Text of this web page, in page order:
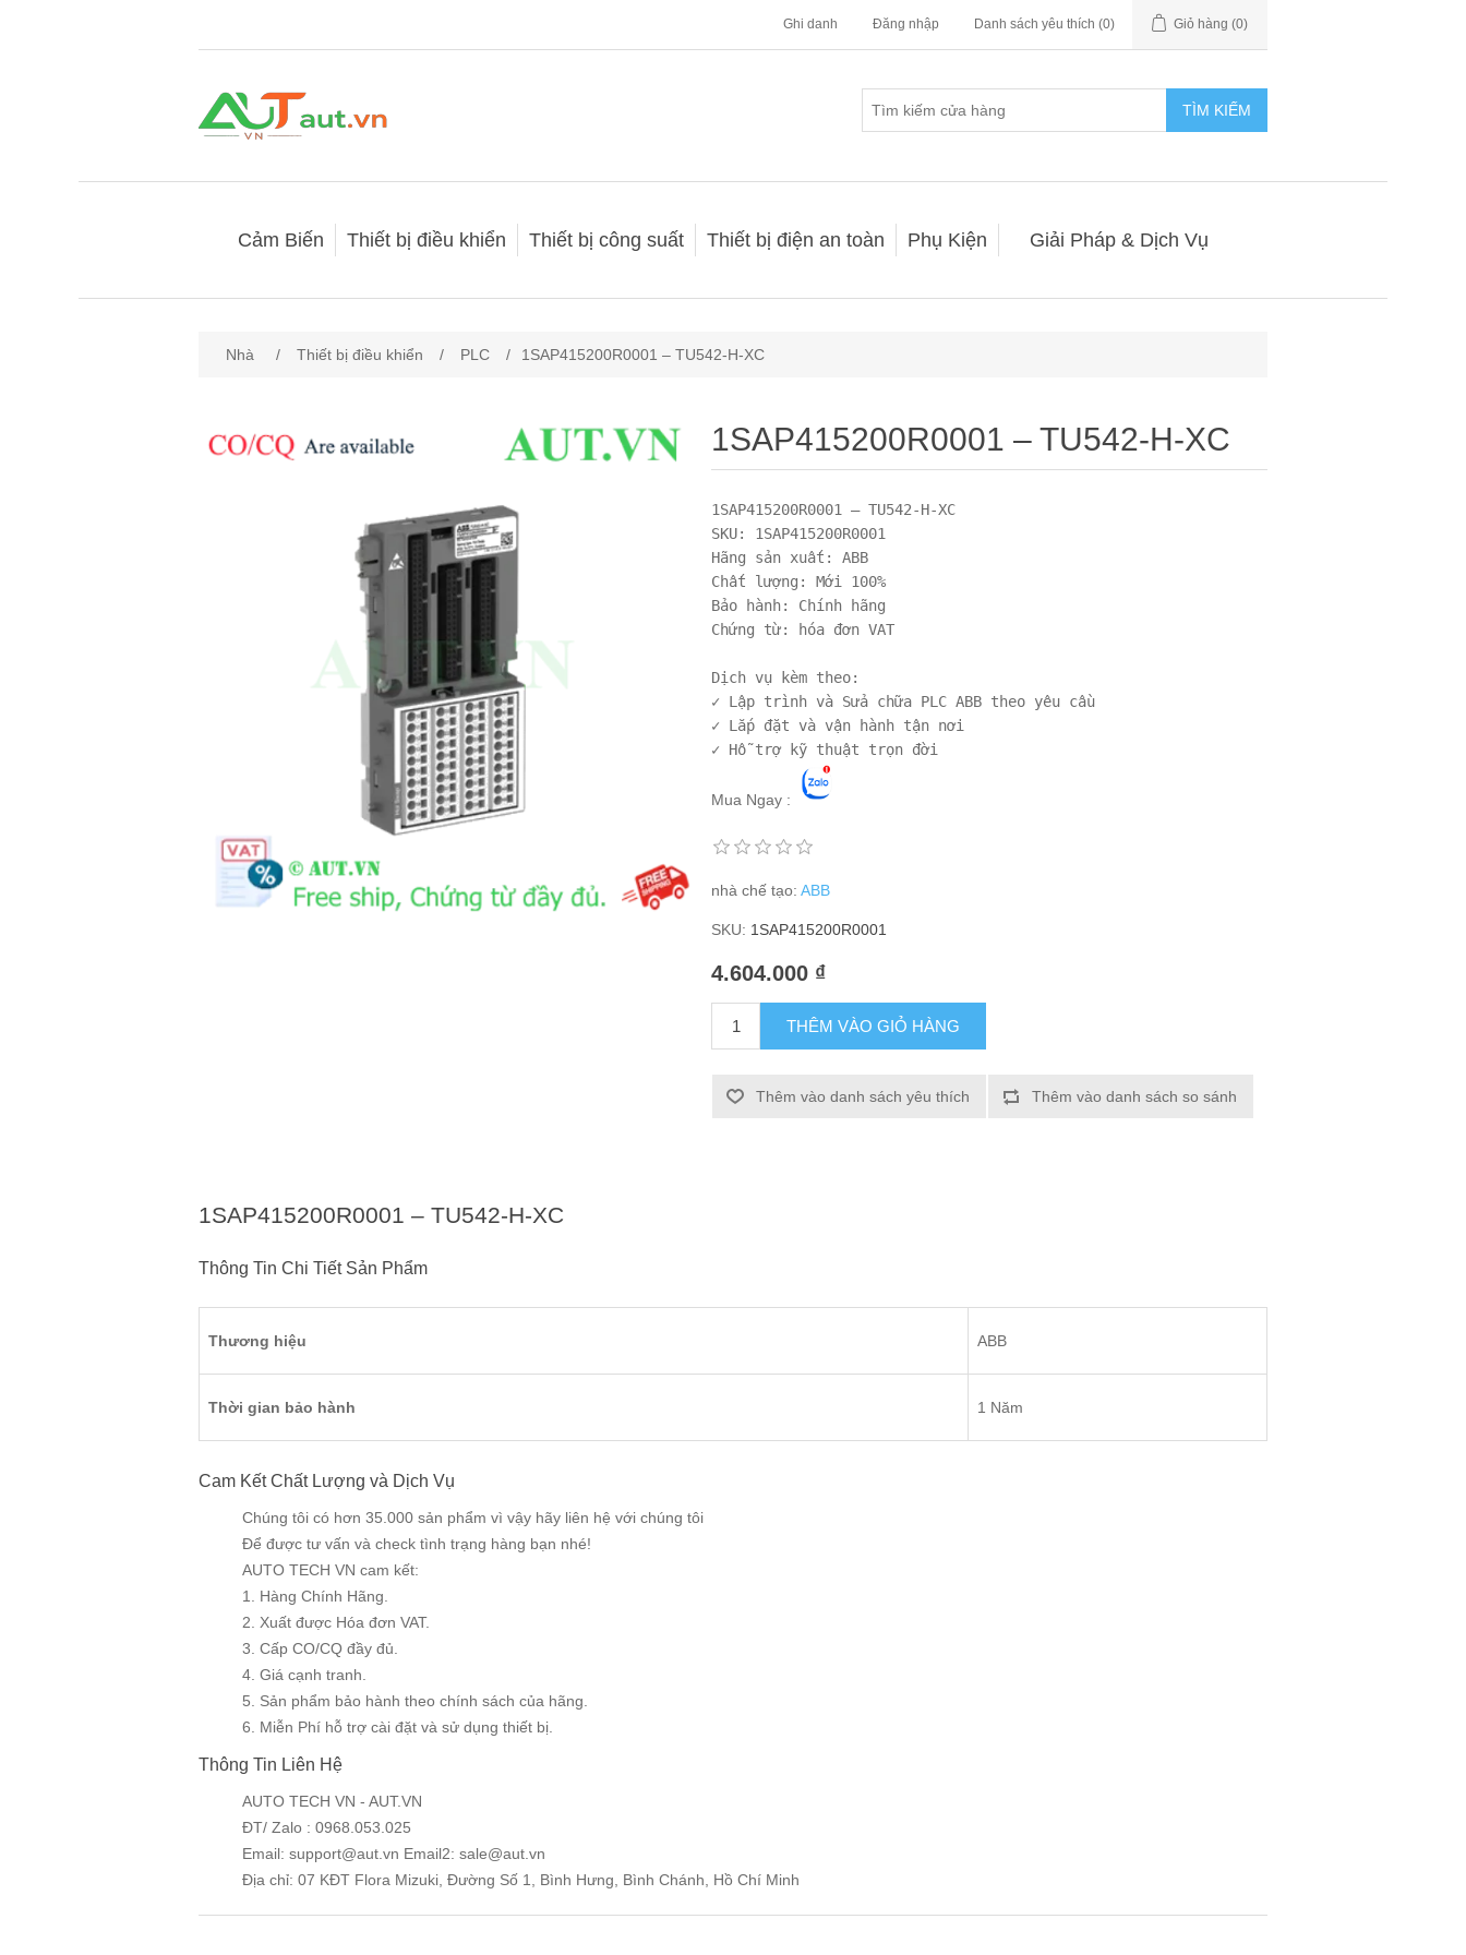
Ghi danh Đăng nhập Danh sách yêu thích (0) Giỏ hàng (0)
TÌM KIẾM
Cảm Biến Thiết bị điều khiển Thiết bị công suất Thiết bị điện an toàn Phụ Kiện Giải Pháp & Dịch Vụ
Nhà / Thiết bị điều khiển / PLC / 1SAP415200R0001 – TU542-H-XC
1SAP415200R0001 – TU542-H-XC
1SAP415200R0001 – TU542-H-XC
SKU: 1SAP415200R0001
Hãng sản xuất: ABB
Chất lượng: Mới 100%
Bảo hành: Chính hãng
Chứng từ: hóa đơn VAT
Dịch vụ kèm theo:
✓ Lập trình và Sửa chữa PLC ABB theo yêu cầu
✓ Lắp đặt và vận hành tận nơi
Mua Ngay :
nhà chế tạo: ABB
SKU: 1SAP415200R0001
4.604.000 ₫
THÊM VÀO GIỎ HÀNG
Thêm vào danh sách yêu thích Thêm vào danh sách so sánh
1SAP415200R0001 – TU542-H-XC
Thông Tin Chi Tiết Sản Phẩm
Thương hiệu ABB
Thời gian bảo hành 1 Năm
Cam Kết Chất Lượng và Dịch Vụ
Chúng tôi có hơn 35.000 sản phẩm vì vậy hãy liên hệ với chúng tôi
Để được tư vấn và check tình trạng hàng bạn nhé!
AUTO TECH VN cam kết:
1. Hàng Chính Hãng.
2. Xuất được Hóa đơn VAT.
3. Cấp CO/CQ đầy đủ.
4. Giá cạnh tranh.
5. Sản phẩm bảo hành theo chính sách của hãng.
6. Miễn Phí hỗ trợ cài đặt và sử dụng thiết bị.
Thông Tin Liên Hệ
AUTO TECH VN - AUT.VN
ĐT/ Zalo : 0968.053.025
Email: support@aut.vn Email2: sale@aut.vn
Địa chỉ: 07 KĐT Flora Mizuki, Đường Số 1, Bình Hưng, Bình Chánh, Hồ Chí Minh